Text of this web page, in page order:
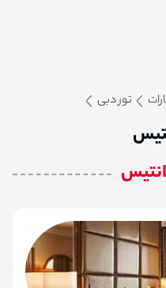
تور دبی